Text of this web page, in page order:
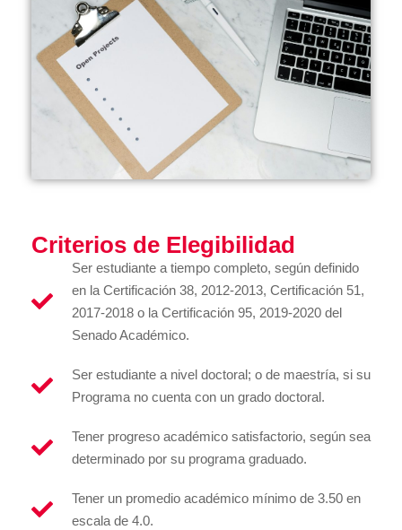
Criterios de Elegibilidad
Ser estudiante a tiempo completo, según definido
en la Certificación 38, 2012-2013, Certificación 51,
2017-2018 o la Certificación 95, 2019-2020 del
Senado Académico.
Ser estudiante a nivel doctoral; o de maestría, si su
Programa no cuenta con un grado doctoral.
Tener progreso académico satisfactorio, según sea
determinado por su programa graduado.
Tener un promedio académico mínimo de 3.50 en
escala de 4.0.